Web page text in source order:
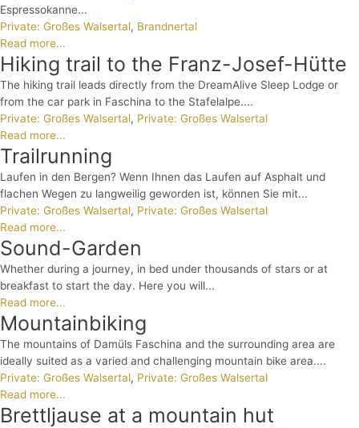
Espressokanne...
Private: Großes Walsertal, Brandnertal
Read more...
Hiking trail to the Franz-Josef-Hütte
The hiking trail leads directly from the DreamAlive Sleep Lodge or
from the car park in Faschina to the Stafelalpe....
Private: Großes Walsertal, Private: Großes Walsertal
Read more...
Trailrunning
Laufen in den Bergen? Wenn Ihnen das Laufen auf Asphalt und
flachen Wegen zu langweilig geworden ist, können Sie mit...
Private: Großes Walsertal, Private: Großes Walsertal
Read more...
Sound-Garden
Whether during a journey, in bed under thousands of stars or at
breakfast to start the day. Here you will...
Read more...
Mountainbiking
The mountains of Damüls Faschina and the surrounding area are
ideally suited as a varied and challenging mountain bike area....
Private: Großes Walsertal, Private: Großes Walsertal
Read more...
Brettljause at a mountain hut